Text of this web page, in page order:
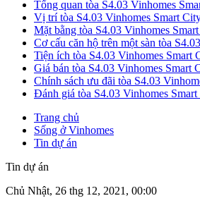
Tổng quan tòa S4.03 Vinhomes
Vị trí tòa S4.03 Vinhomes Smart
Mặt bằng tòa S4.03 Vinhomes
Cơ cấu căn hộ trên một sàn tòa
Tiện ích tòa S4.03 Vinhomes Smart
Giá bán tòa S4.03 Vinhomes Smart
Chính sách ưu đãi tòa S4.03
Đánh giá tòa S4.03 Vinhomes
Trang chủ
Sống ở Vinhomes
Tin dự án
Tin dự án
Chủ Nhật, 26 thg 12, 2021, 00:00